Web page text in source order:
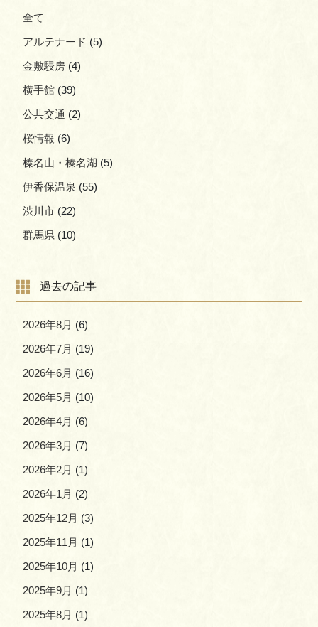
全て
アルテナード (5)
金敷駸房 (4)
横手館 (39)
公共交通 (2)
桜情報 (6)
榛名山・榛名湖 (5)
伊香保温泉 (55)
渋川市 (22)
群馬県 (10)
過去の記事
2026年8月 (6)
2026年7月 (19)
2026年6月 (16)
2026年5月 (10)
2026年4月 (6)
2026年3月 (7)
2026年2月 (1)
2026年1月 (2)
2025年12月 (3)
2025年11月 (1)
2025年10月 (1)
2025年9月 (1)
2025年8月 (1)